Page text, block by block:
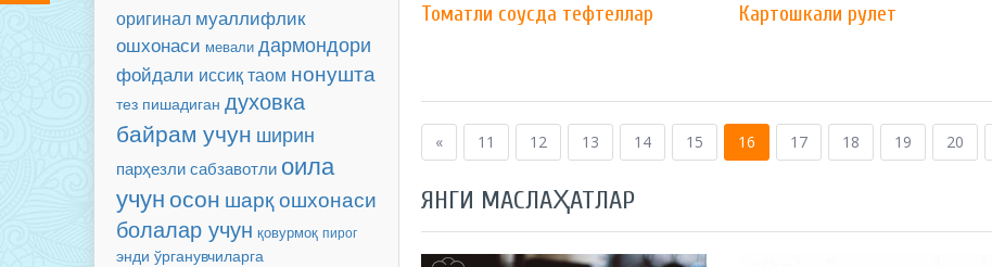
оригинал муаллифлик
ошхонаси мевали дармондори
фойдали иссиқ таом нонушта
тез пишадиган духовка
байрам учун ширин
парҳезлисабзавотли оила
учун осон шарқ ошхонаси
болалар учун қовурмоқ пирог
энди ўрганувчиларга
Томатли соусда тефтеллар Картошкали рулет
« 11 12 13 14 15 16 17 18 19 20
ЯНГИ МАСЛАҲАТЛАР